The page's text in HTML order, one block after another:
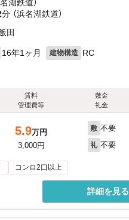
湖鉄道）
分 （浜名湖鉄道）
田
16年1ヶ月 建物構造 RC
賃料
管理費等
敷金
礼金
5.9万円
3,000円
敷 不要
礼 不要
コンロ2口以上
詳細を見る